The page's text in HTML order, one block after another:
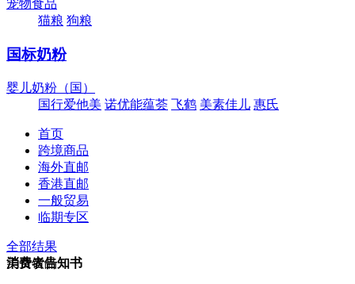
宠物食品
猫粮 狗粮
国标奶粉
婴儿奶粉（国）
国行爱他美 诺优能蕴荟 飞鹤 美素佳儿 惠氏
首页
跨境商品
海外直邮
香港直邮
一般贸易
临期专区
消费者告知书
全部结果
美食饮品